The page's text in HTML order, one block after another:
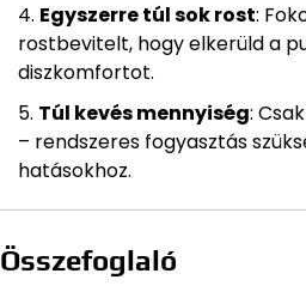
Egyszerre túl sok rost:
rostbevitelt, hogy elkerüld a
diszkomfortot.
Túl kevés mennyiség:
– rendszeres fogyasztás
hatásokhoz.
Összefoglaló